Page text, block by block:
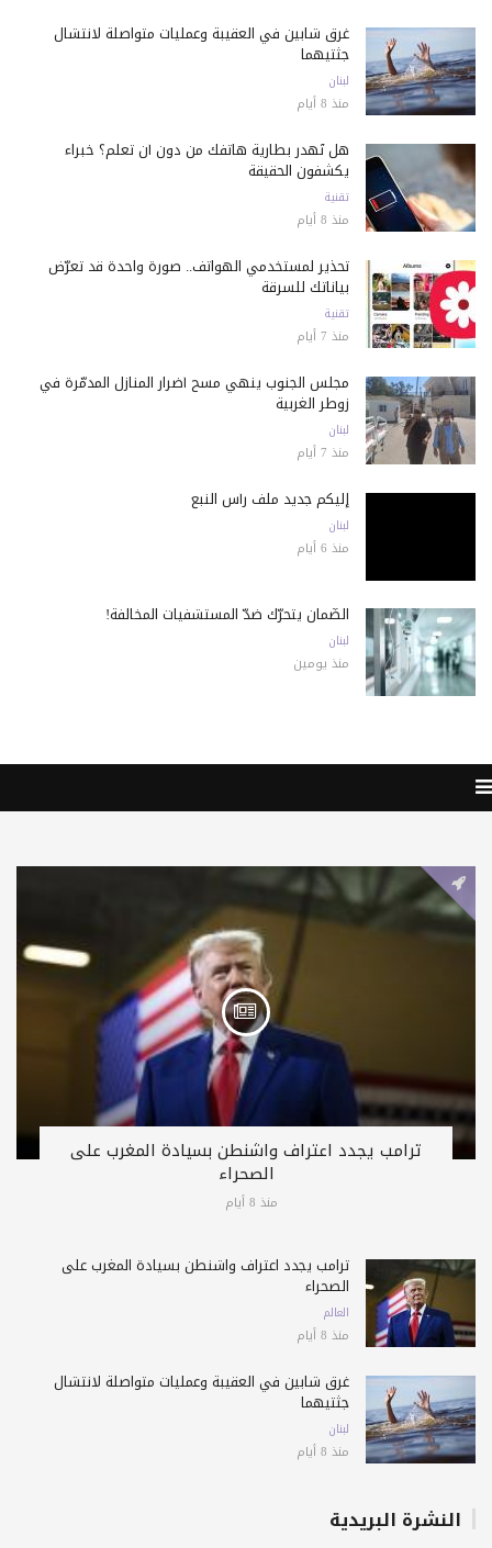
غرق شابين في العقيبة وعمليات متواصلة لانتشال
جثتيهما
لبنان
منذ 8 أيام
هل تُهدر بطارية هاتفك من دون أن تعلم؟ خبراء
يكشفون الحقيقة
تقنية
منذ 8 أيام
تحذير لمستخدمي الهواتف.. صورة واحدة قد تعرّض
بياناتك للسرقة
تقنية
منذ 7 أيام
مجلس الجنوب ينهي مسح أضرار المنازل المدمّرة في
زوطر الغربية
لبنان
منذ 7 أيام
إليكم جديد ملف رأس النبع
لبنان
منذ 6 أيام
الضّمان يتحرّك ضدّ المستشفيات المخالفة!
لبنان
منذ يومين
ترامب يجدد اعتراف واشنطن بسيادة المغرب على
الصحراء
منذ 8 أيام
ترامب يجدد اعتراف واشنطن بسيادة المغرب على
الصحراء
العالم
منذ 8 أيام
غرق شابين في العقيبة وعمليات متواصلة لانتشال
جثتيهما
لبنان
منذ 8 أيام
النشرة البريدية